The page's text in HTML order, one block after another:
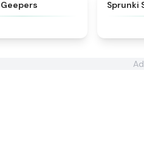
Sprunki